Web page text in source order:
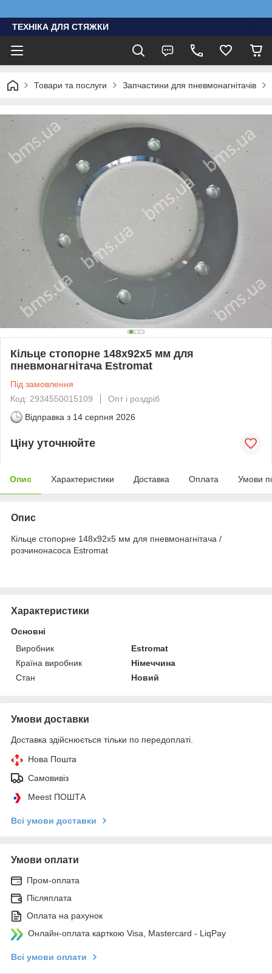
ТЕХНІКА ДЛЯ СТЯЖКИ
Товари та послуги Запчастини для пневмонагнітачів
Кільце стопорне 148х92х5 мм для
пневмонагнітача Estromat
Під замовлення
Код: 2934550015109
Опт і роздріб
Відправка з 14 серпня 2026
Ціну уточнюйте
Опис Характеристики Доставка Оплата Умови
Опис
Кільце стопорне 148х92х5 мм для пневмонагнітача /
розчинонасоса Estromat
Характеристики
Основні
Виробник
Estromat
Країна виробник
Німеччина
Стан
Новий
Умови доставки
Доставка здійснюється тільки по передоплаті.
Нова Пошта
Самовивіз
Meest ПОШТА
Всі умови доставки
Умови оплати
Пром-оплата
Післяплата
Оплата на рахунок
Онлайн-оплата карткою Visa, Mastercard - LiqPay
Всі умови оплати